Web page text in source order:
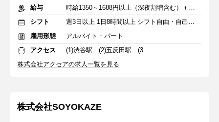
給与
時給1350～1688円以上（深夜割増含む）＋交通費
シフト
週3日以上 1日8時間以上 シフト自由・自己申告
雇用形態
アルバイト・パート
アクセス
(1)渋谷駅 (2)五反田駅 (3)三軒茶屋駅
株式会社アクセアの求人一覧を見る
株式会社SOYOKAZE